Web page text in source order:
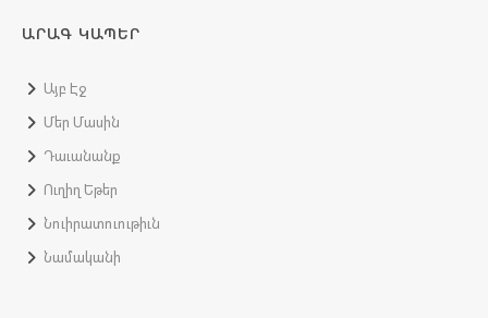
ԱՐԱԳ ԿԱՊԵՐ
Այբ Էջ
Մեր Մասին
Դաւանանք
Ուղիղ Եթեր
Նուիրատուութիւն
Նամականի